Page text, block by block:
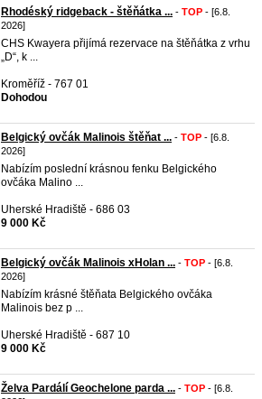
Rhodéský ridgeback - štěňátka ... - TOP - [6.8.
2026]
CHS Kwayera přijímá rezervace na štěňátka z vrhu
„D“, k ...
Kroměříž - 767 01
Dohodou
Belgický ovčák Malinois štěňat ... - TOP - [6.8.
2026]
Nabízím poslední krásnou fenku Belgického
ovčáka Malino ...
Uherské Hradiště - 686 03
9 000 Kč
Belgický ovčák Malinois xHolan ... - TOP - [6.8.
2026]
Nabízím krásné štěňata Belgického ovčáka
Malinois bez p ...
Uherské Hradiště - 687 10
9 000 Kč
Želva Pardálí Geochelone parda ... - TOP - [6.8.